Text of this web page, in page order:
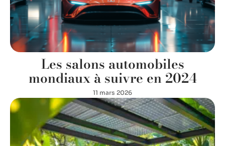
Les salons automobiles
mondiaux à suivre en 2024
11 mars 2026